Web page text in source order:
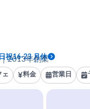
2013年創業
祝16-23 月休
ェ 料金 営業日